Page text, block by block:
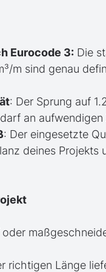
Eurocode 3: Die
m sind genau
: Der Sprung auf
an
: Der eingesetzte
deines Projekts
richtigen Länge